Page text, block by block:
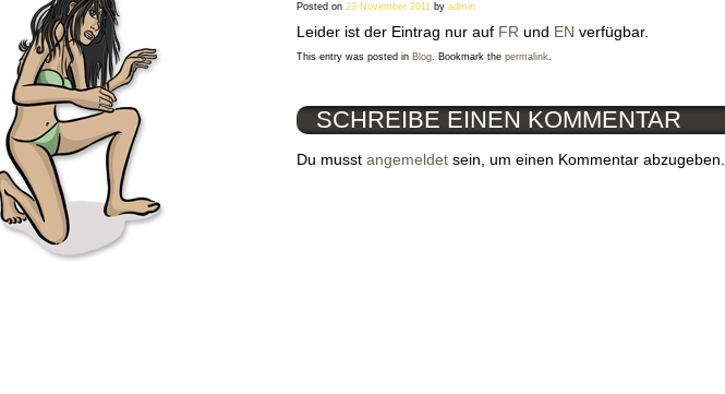
Posted on 23 November 2011 by admin
Leider ist der Eintrag nur auf FR und EN verfügbar.
This entry was posted in Blog. Bookmark the permalink.
SCHREIBE EINEN KOMMENTAR
Du musst angemeldet sein, um einen Kommentar abzugeben.